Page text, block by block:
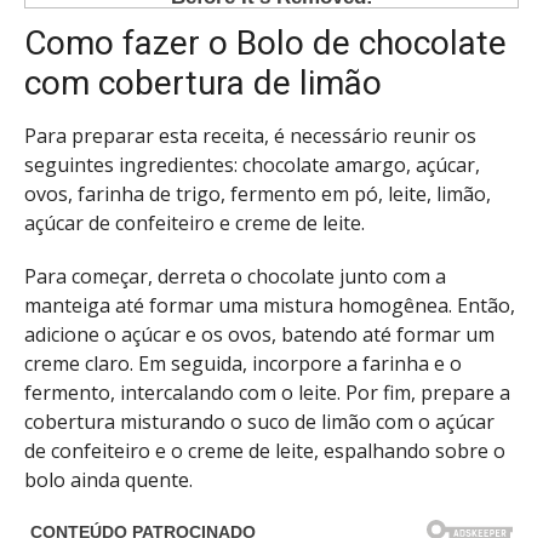
Como fazer o Bolo de chocolate
com cobertura de limão
Para preparar esta receita, é necessário reunir os
seguintes ingredientes: chocolate amargo, açúcar,
ovos, farinha de trigo, fermento em pó, leite, limão,
açúcar de confeiteiro e creme de leite.
Para começar, derreta o chocolate junto com a
manteiga até formar uma mistura homogênea. Então,
adicione o açúcar e os ovos, batendo até formar um
creme claro. Em seguida, incorpore a farinha e o
fermento, intercalando com o leite. Por fim, prepare a
cobertura misturando o suco de limão com o açúcar
de confeiteiro e o creme de leite, espalhando sobre o
bolo ainda quente.